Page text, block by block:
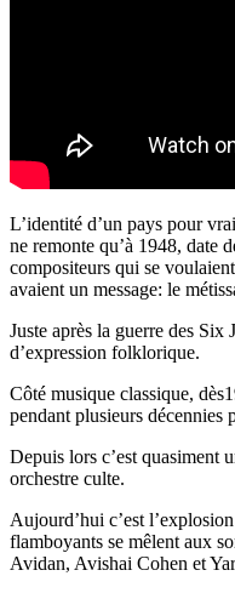
L’identité d’un pays pour
ne remonte qu’à 1948, date
compositeurs qui se
avaient un message: le
Juste après la guerre des Six
d’expression folklorique.
Côté musique classique,
pendant plusieurs
Depuis lors c’est quasiment
orchestre culte.
Aujourd’hui c’est
flamboyants se mêlent aux
Avidan, Avishai Cohen et